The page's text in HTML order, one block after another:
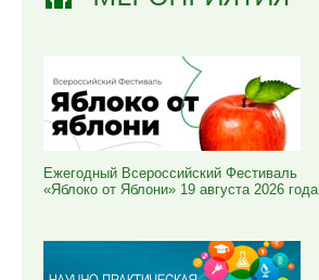
Ежегодный Всероссийский Фестиваль
«Яблоко от Яблони» 19 августа 2026 года